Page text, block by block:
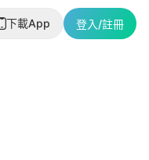
下載App 登入/註冊